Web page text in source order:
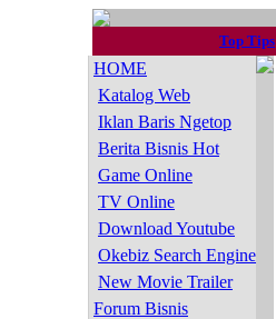
Top Tips
HOME
Katalog Web
Iklan Baris Ngetop
Berita Bisnis Hot
Game Online
TV Online
Download Youtube
Okebiz Search Engine
New Movie Trailer
Forum Bisnis